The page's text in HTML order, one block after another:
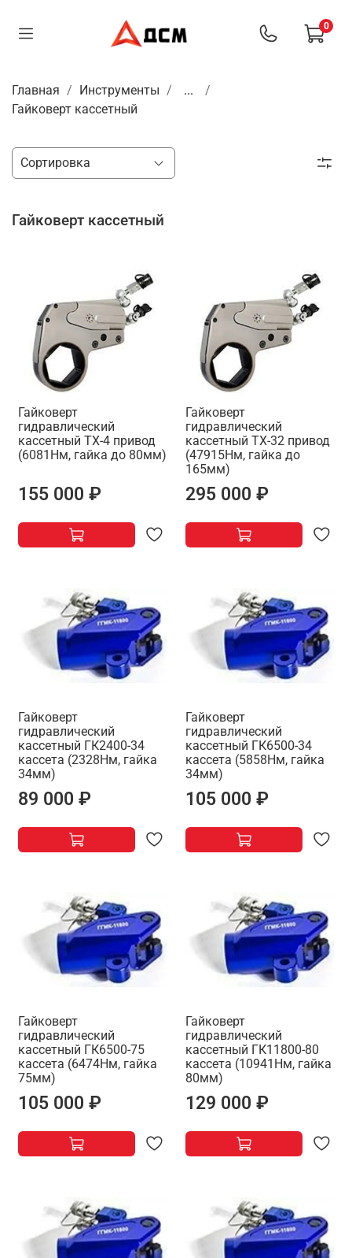
0
Главная Инструменты
...
Гайковерт кассетный
Гайковерт кассетный
Гайковерт
гидравлический
кассетный TX-4 привод
(6081Нм, гайка до 80мм)
155 000 ₽
Гайковерт
гидравлический
кассетный TX-32 привод
(47915Нм, гайка до
165мм)
295 000 ₽
Гайковерт
гидравлический
кассетный ГК2400-34
кассета (2328Нм, гайка
34мм)
89 000 ₽
Гайковерт
гидравлический
кассетный ГК6500-34
кассета (5858Нм, гайка
34мм)
105 000 ₽
Гайковерт
гидравлический
кассетный ГК6500-75
кассета (6474Нм, гайка
75мм)
105 000 ₽
Гайковерт
гидравлический
кассетный ГК11800-80
кассета (10941Нм, гайка
80мм)
129 000 ₽